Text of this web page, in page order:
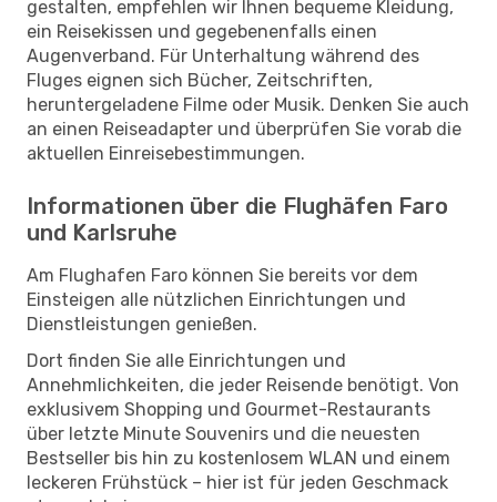
gestalten, empfehlen wir Ihnen bequeme Kleidung,
ein Reisekissen und gegebenenfalls einen
Augenverband. Für Unterhaltung während des
Fluges eignen sich Bücher, Zeitschriften,
heruntergeladene Filme oder Musik. Denken Sie auch
an einen Reiseadapter und überprüfen Sie vorab die
aktuellen Einreisebestimmungen.
Informationen über die Flughäfen Faro
und Karlsruhe
Am Flughafen Faro können Sie bereits vor dem
Einsteigen alle nützlichen Einrichtungen und
Dienstleistungen genießen.
Dort finden Sie alle Einrichtungen und
Annehmlichkeiten, die jeder Reisende benötigt. Von
exklusivem Shopping und Gourmet-Restaurants
über letzte Minute Souvenirs und die neuesten
Bestseller bis hin zu kostenlosem WLAN und einem
leckeren Frühstück – hier ist für jeden Geschmack